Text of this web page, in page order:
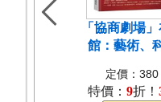
「協商劇場
館：藝術、
定價：380
特價： 9折！